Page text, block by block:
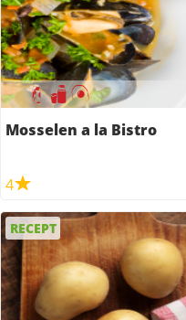
Mosselen a la Bistro
4
RECEPT